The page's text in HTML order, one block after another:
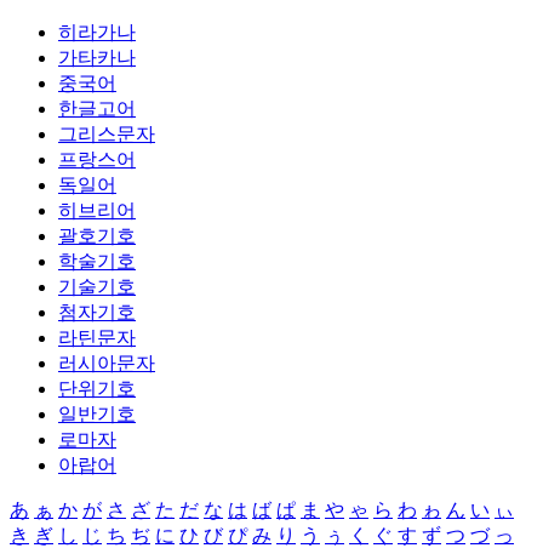
히라가나
가타카나
중국어
한글고어
그리스문자
프랑스어
독일어
히브리어
괄호기호
학술기호
기술기호
첨자기호
라틴문자
러시아문자
단위기호
일반기호
로마자
아랍어
あ ぁ か が さ ざ た だ な は ば ぱ ま や ゃ ら わ ゎ ん い ぃ
き ぎ し じ ち ぢ に ひ び ぴ み り う ぅ く ぐ す ず つ づ っ